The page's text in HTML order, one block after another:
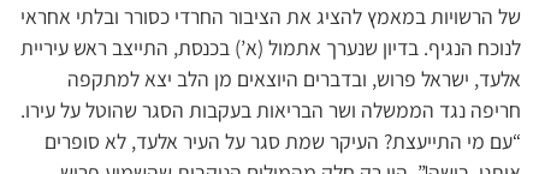
של הרשויות במאמץ להציג את הציבור החרדי כסורר ובלתי אחראי
לנוכח הנגיף. בדיון שנערך אתמול (א’) בכנסת, התייצב ראש עיריית
אלעד, ישראל פרוש, ובדברים היוצאים מן הלב יצא למתקפה
חריפה נגד הממשלה ושר הבריאות בעקבות הסגר שהוטל על עירו.
“עם מי התייעצת? העיקר שמת סגר על העיר אלעד, לא סופרים